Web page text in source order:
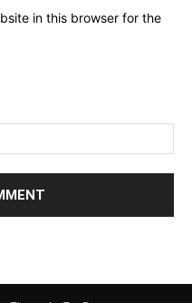
in this browser for the